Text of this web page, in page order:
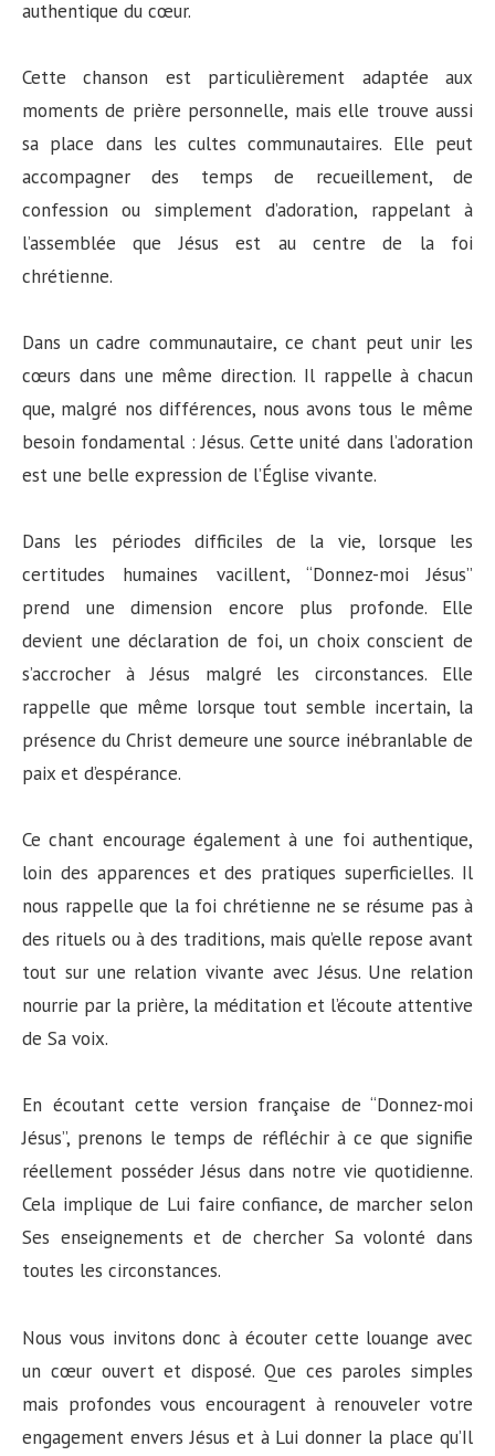
authentique du cœur.
Cette chanson est particulièrement adaptée aux
moments de prière personnelle, mais elle trouve aussi
sa place dans les cultes communautaires. Elle peut
accompagner des temps de recueillement, de
confession ou simplement d’adoration, rappelant à
l’assemblée que Jésus est au centre de la foi
chrétienne.
Dans un cadre communautaire, ce chant peut unir les
cœurs dans une même direction. Il rappelle à chacun
que, malgré nos différences, nous avons tous le même
besoin fondamental : Jésus. Cette unité dans l’adoration
est une belle expression de l’Église vivante.
Dans les périodes difficiles de la vie, lorsque les
certitudes humaines vacillent, “Donnez-moi Jésus”
prend une dimension encore plus profonde. Elle
devient une déclaration de foi, un choix conscient de
s’accrocher à Jésus malgré les circonstances. Elle
rappelle que même lorsque tout semble incertain, la
présence du Christ demeure une source inébranlable de
paix et d’espérance.
Ce chant encourage également à une foi authentique,
loin des apparences et des pratiques superficielles. Il
nous rappelle que la foi chrétienne ne se résume pas à
des rituels ou à des traditions, mais qu’elle repose avant
tout sur une relation vivante avec Jésus. Une relation
nourrie par la prière, la méditation et l’écoute attentive
de Sa voix.
En écoutant cette version française de “Donnez-moi
Jésus”, prenons le temps de réfléchir à ce que signifie
réellement posséder Jésus dans notre vie quotidienne.
Cela implique de Lui faire confiance, de marcher selon
Ses enseignements et de chercher Sa volonté dans
toutes les circonstances.
Nous vous invitons donc à écouter cette louange avec
un cœur ouvert et disposé. Que ces paroles simples
mais profondes vous encouragent à renouveler votre
engagement envers Jésus et à Lui donner la place qu’Il